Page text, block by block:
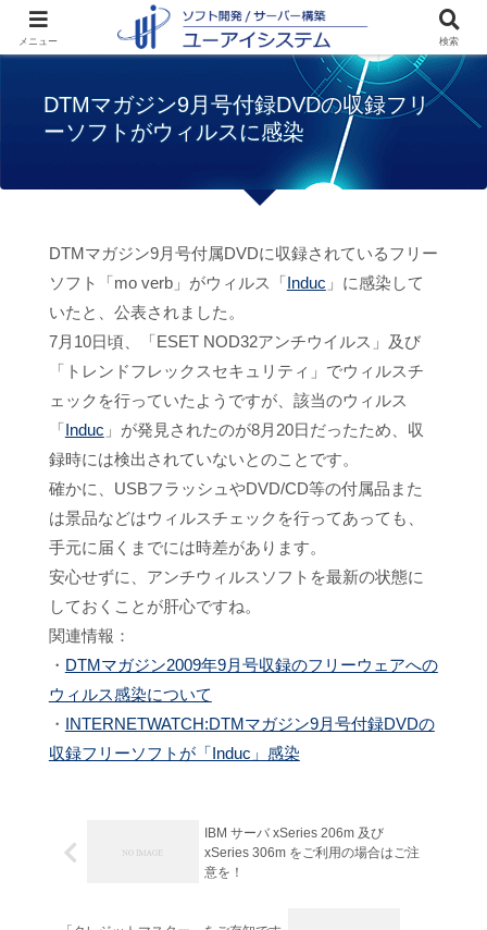
お知らせ
DTMマガジン9月号付録
DVDの収録フリーソフトがウィルスに感染
DTMマガジン9月号付録DVDの収録フリ
ーソフトがウィルスに感染
DTMマガジン9月号付属DVDに収録されているフリー
ソフト「mo verb」がウィルス「Induc 」に感染して
いたと、公表されました。
7月10日頃、「ESET NOD32アンチウイルス」及び
「トレンドフレックスセキュリティ」でウィルスチ
ェックを行っていたようですが、該当のウィルス
「Induc 」が発見されたのが8月20日だったため、収
録時には検出されていないとのことです。
確かに、USBフラッシュやDVD/CD等の付属品また
は景品などはウィルスチェックを行ってあっても、
手元に届くまでには時差があります。
安心せずに、アンチウィルスソフトを最新の状態に
しておくことが肝心ですね。
関連情報：
・ DTMマガジン2009年9月号収録のフリーウェアへの
ウィルス感染について
・ INTERNETWATCH:DTMマガジン9月号付録DVDの
収録フリーソフトが「Induc」感染
IBM サーバ xSeries 206m 及び
xSeries 306m をご利用の場合はご注
意を！
メニュー 検索